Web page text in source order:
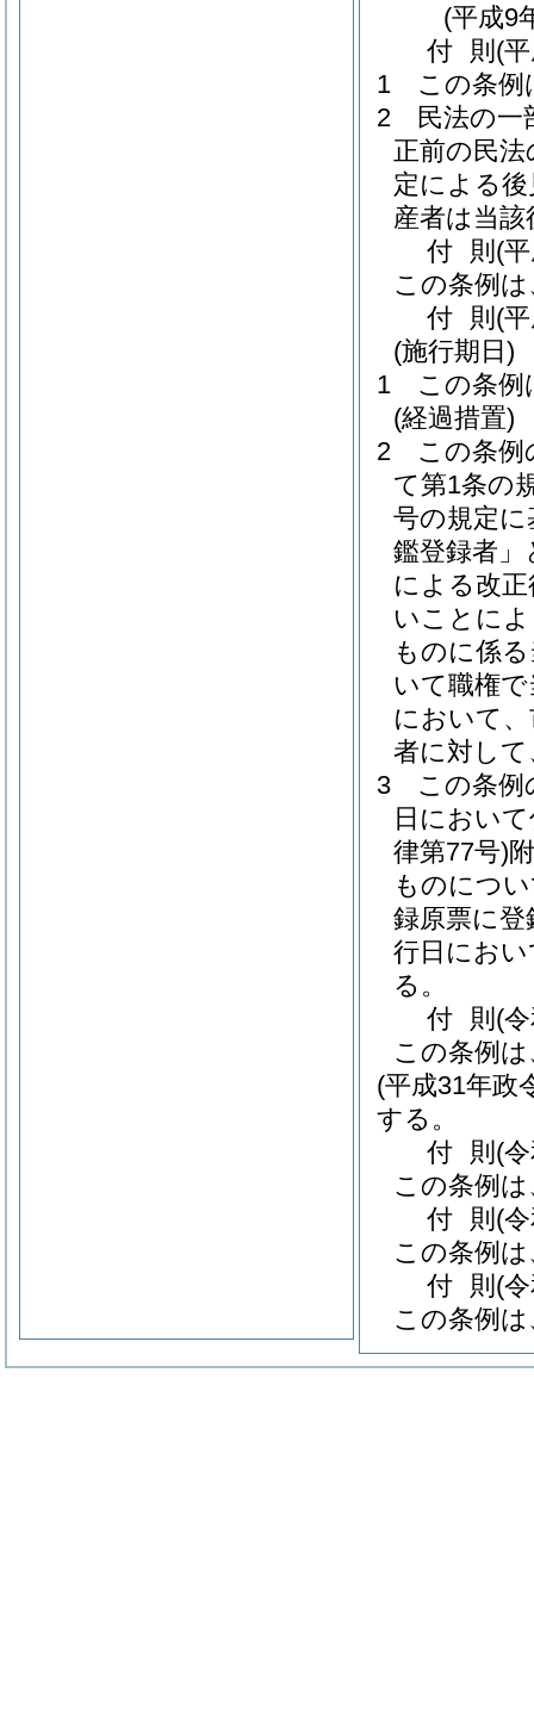
(平成9
付 則 (
1
この条例
2
民法の一
正前の民
定による
産者は当
付 則 (
この条例
付 則 (
(施行期日)
1
この条例
(経過措置)
2
この条例
て第1条の
号の規定
鑑登録者」
による改
いことに
ものに係
いて職権
において
者に対し
3
この条例
日におい
律第77号)
ものにつ
録原票に
行日にお
る。
付 則 (
この条例
(平成31年政
する。
付 則 (
この条例
付 則 (
この条例
付 則 (
この条例